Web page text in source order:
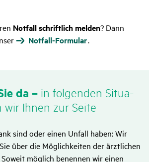
Notfall schriftlich melden? Dann
Notfall-Formular.
da – in folgenden Situa­
Ihnen zur Seite
sind oder einen Unfall haben: Wir
über die Möglichkeiten der ärztlichen
möglich benennen wir einen